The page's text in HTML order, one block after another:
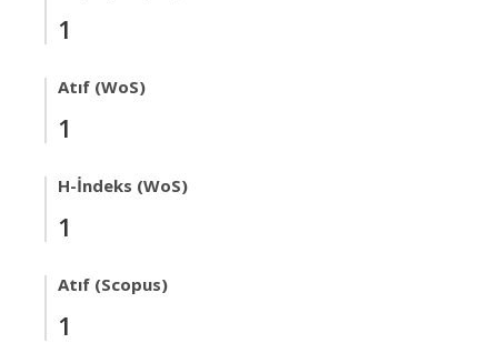
1
Atıf (WoS)
1
H-İndeks (WoS)
1
Atıf (Scopus)
1